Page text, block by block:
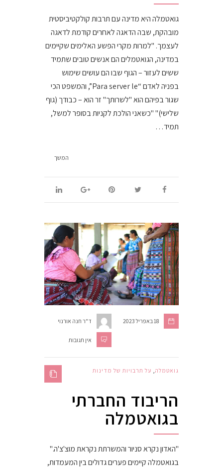
גואטמלה היא מדינה עם תרבות קולקטיביסטית
מובהקת, שבה הדאגה לאחרים קודמת לדאגה
לעצמך. "למרות מקרי הפשע האלימים שקיימים
במדינה, הגואטמלים הם אנשים טובים שתמיד
ששים לעזור – הגוף שבו הם עושים שימוש
בפניה לאדם “Para server le”, והמשפט הכי
שגור בפיהם הוא "לשרותך" זר הוא – כבודך (גוף
שלישי)" "כשאני הולכת לקניות בסופר למשל,
תמיד…
המשך
ד"ר חנה אורנוי 18 באפריל 2023
אין תגובות
גואטמלה על תרבויות של מדינות
הריבוד החברתי
בגואטמלה
"האדון נקרא סניור והמשרתת נקראת מוצ'צ'ה."
בגואטמלה קיימים פערים גדולים בין המעמדות,